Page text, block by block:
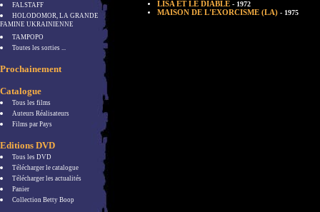
FALSTAFF
HOLODOMOR, LA GRANDE
FAMINE UKRAINIENNE
TAMPOPO
Toutes les sorties ...
Prochainement
Catalogue
Tous les films
Auteurs Réalisateurs
Films par Pays
Editions DVD
Tous les DVD
Télécharger le catalogue
Télécharger les actualités
Panier
Collection Betty Boop
LISA ET LE DIABLE - 1972
MAISON DE L'EXORCISME (LA) - 1975